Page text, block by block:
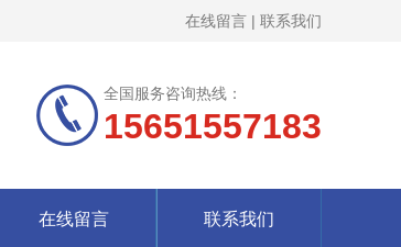
在线留言 | 联系我们
全国服务咨询热线：
15651557183
在线留言 联系我们